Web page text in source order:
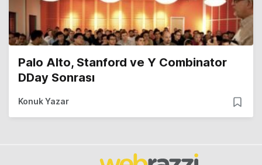
Palo Alto, Stanford ve Y Combinator
DDay Sonrası
Konuk Yazar